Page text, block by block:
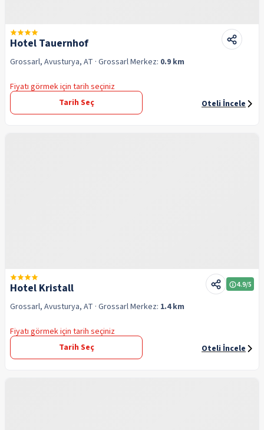
Hotel Tauernhof
Grossarl, Avusturya, AT · GrossarlMerkez: 0.9 km
Fiyatı görmek için tarih seçiniz
Tarih Seç
Oteli İncele
Hotel Kristall 4.9/5
Grossarl, Avusturya, AT · GrossarlMerkez: 1.4 km
Fiyatı görmek için tarih seçiniz
Tarih Seç
Oteli İncele